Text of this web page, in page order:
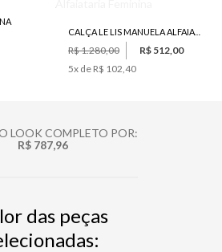
CALÇA LE LIS MANUELA ALFAIATARIA FEMININA
R$ 1.280,00
R$ 512,00
5x de R$ 102,40
LOOK COMPLETO POR:
R$ 787,96
das peças